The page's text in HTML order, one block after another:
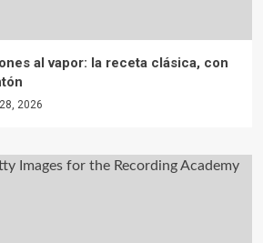
al vapor: la receta clásica, con
2026